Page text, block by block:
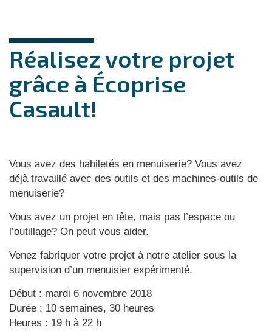
Réalisez votre projet
grâce à Écoprise
Casault!
Vous avez des habiletés en menuiserie? Vous avez
déjà travaillé avec des outils et des machines-outils de
menuiserie?
Vous avez un projet en tête, mais pas l’espace ou
l’outillage? On peut vous aider.
Venez fabriquer votre projet à notre atelier sous la
supervision d’un menuisier expérimenté.
Début : mardi 6 novembre 2018
Durée : 10 semaines, 30 heures
Heures : 19 h à 22 h